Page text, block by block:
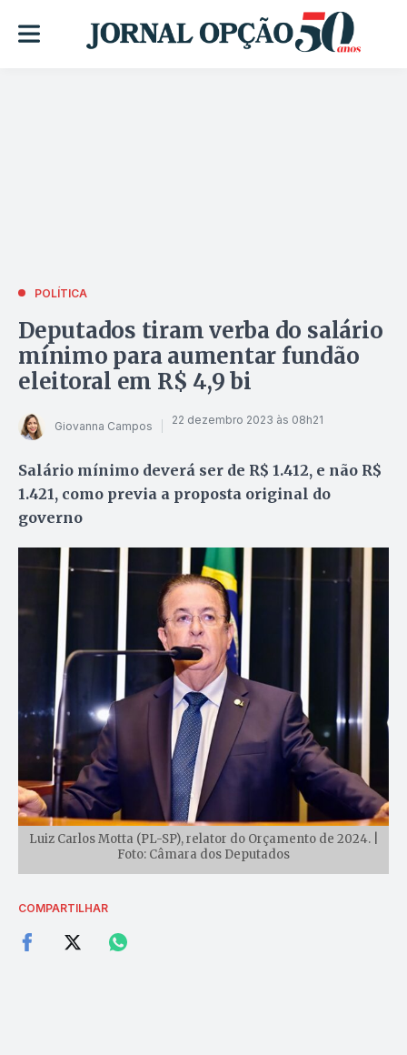
POLÍTICA
Deputados tiram verba do salário
mínimo para aumentar fundão
eleitoral em R$ 4,9 bi
Giovanna Campos 22 dezembro 2023 às 08h21
Salário mínimo deverá ser de R$ 1.412, e não R$
1.421, como previa a proposta original do
governo
Luiz Carlos Motta (PL-SP), relator do Orçamento de 2024. |
Foto: Câmara dos Deputados
COMPARTILHAR